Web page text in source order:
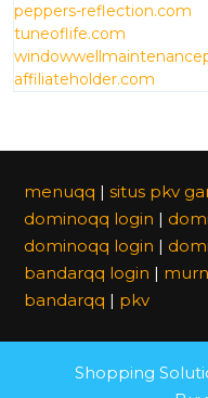
peppers-reflection.com
tuneoflife.com
affiliateholder.com
menuqq | situs pkv
dominoqq login |
dominoqq login |
bandarqq login |
bandarqq | pkv
Shopping